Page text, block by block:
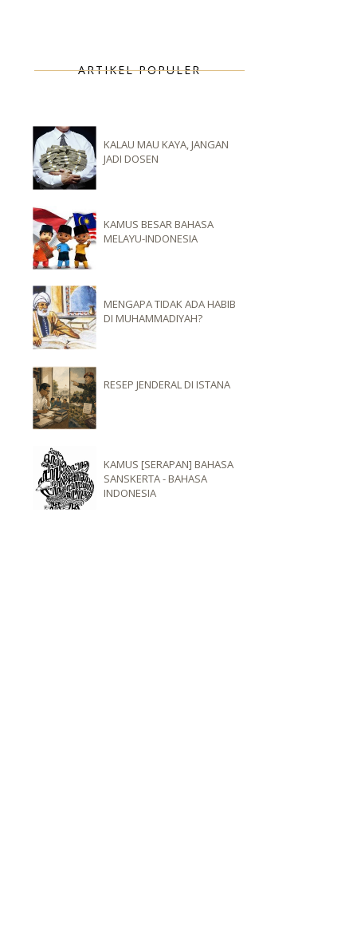
ARTIKEL POPULER
KALAU MAU KAYA, JANGAN
JADI DOSEN
KAMUS BESAR BAHASA
MELAYU-INDONESIA
MENGAPA TIDAK ADA HABIB
DI MUHAMMADIYAH?
RESEP JENDERAL DI ISTANA
KAMUS [SERAPAN] BAHASA
SANSKERTA - BAHASA
INDONESIA